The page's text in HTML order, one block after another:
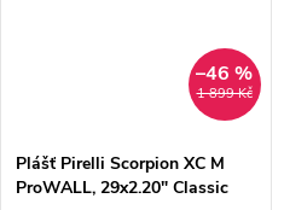
1 899 Kč
–46 %
Plášť Pirelli Scorpion XC M
ProWALL, 29x2.20" Classic